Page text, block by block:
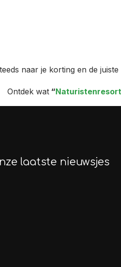
naar je korting en de
Ontdek wat“
laatste nieuwsjes